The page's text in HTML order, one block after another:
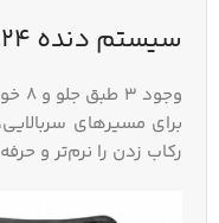
سیستم دنده ۲۴ سرعته
برای مسیرهای
رکاب‌ زدن را نرم‌تر و